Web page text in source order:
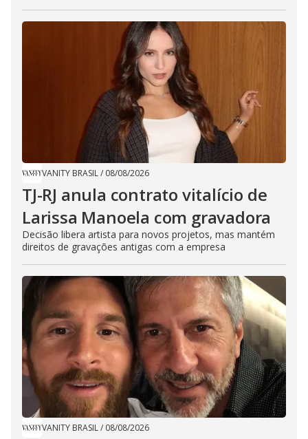
VANITY BRASIL/ 08/08/2026
TJ-RJ anula contrato vitalício de
Larissa Manoela com gravadora
Decisão libera artista para novos projetos, mas mantém
direitos de gravações antigas com a empresa
VANITY BRASIL/ 08/08/2026